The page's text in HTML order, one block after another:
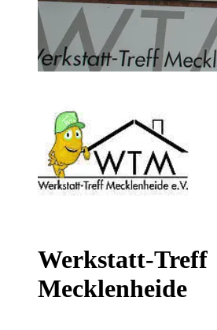
Werkstatt-Treff
Mecklenheide